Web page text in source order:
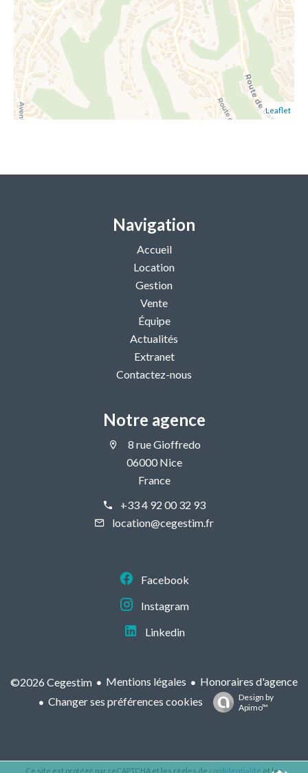
Leaflet
Navigation
Accueil
Location
Gestion
Vente
Équipe
Actualités
Extranet
Contactez-nous
Notre agence
8 rue Gioffredo
06000 Nice
France
+33 4 92 00 32 93
location@cegestim.fr
Facebook
Instagram
Linkedin
©2026 Cegestim Mentions légales
Honoraires d'agence
Changer ses préférences cookies
Design by
Apimo™
Ce site est protégé par reCAPTCHA et les règles de confidentialité et les